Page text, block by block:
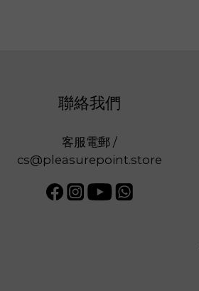
聯絡我們
客服電郵 /
cs@pleasurepoint.store